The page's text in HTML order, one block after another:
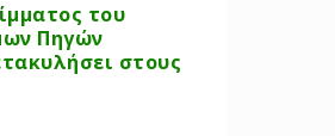
του
Πηγών
στους